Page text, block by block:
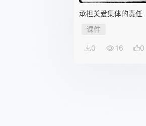
承担关爱集体的责任
课件
0 16 0